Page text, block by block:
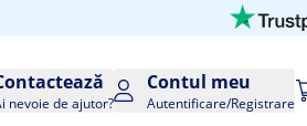
nevoie de ajutor?
Contul meu
Autentificare/Registrare